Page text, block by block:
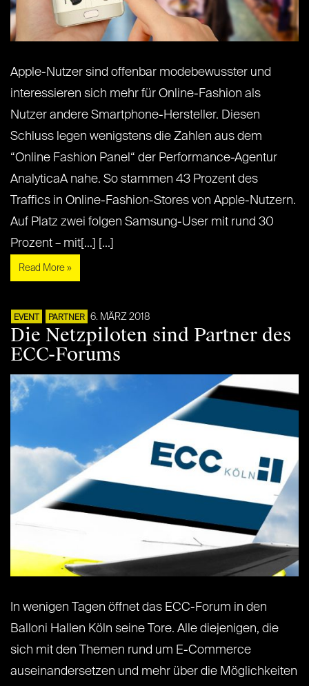
Apple-Nutzer sind offenbar modebewusster und
interessieren sich mehr für Online-Fashion als
Nutzer andere Smartphone-Hersteller. Diesen
Schluss legen wenigstens die Zahlen aus dem
“Online Fashion Panel“ der Performance-Agentur
AnalyticaA nahe. So stammen 43 Prozent des
Traffics in Online-Fashion-Stores von Apple-Nutzern.
Auf Platz zwei folgen Samsung-User mit rund 30
Prozent – mit[...] [...]
Read More »
EVENT PARTNER 6. MÄRZ 2018
Die Netzpiloten sind Partner des
ECC-Forums
In wenigen Tagen öffnet das ECC-Forum in den
Balloni Hallen Köln seine Tore. Alle diejenigen, die
sich mit den Themen rund um E-Commerce
auseinandersetzen und mehr über die Möglichkeiten